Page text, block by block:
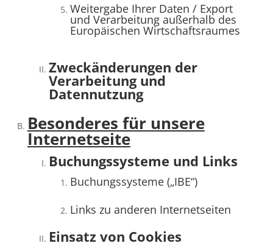
Weitergabe Ihrer Daten / Export
und Verarbeitung außerhalb des
Europäischen Wirtschaftsraumes
Zweckänderungen der
Verarbeitung und
Datennutzung
Besonderes für unsere
Internetseite
Buchungssysteme und Links
Buchungssysteme („IBE“)
Links zu anderen Internetseiten
Einsatz von Cookies